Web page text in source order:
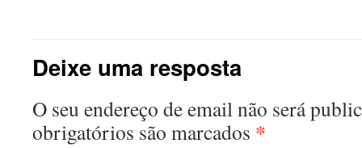
Deixe uma resposta
O seu endereço de email não será
obrigatórios são marcados *